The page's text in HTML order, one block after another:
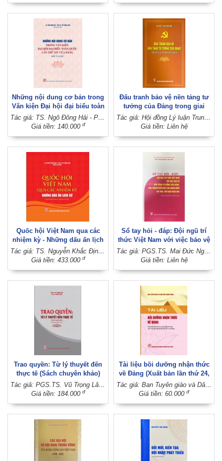
Những nội dung cơ bản trong
Văn kiện Đại hội đại biểu toàn
quốc lần thứ XIV của Đảng -
Hỏi và đáp
Tác giả: TS. Ngô Đông Hải - PGS.TS. Vũ Trọng Lâm (Đồng chủ biên)
Giá tiền: 140.000 đ
Đấu tranh bảo vệ nền tảng tư
tưởng của Đảng trong giai
đoạn mới
Tác giả: Hội đồng Lý luận Trung ương
Giá tiền: Liên hệ
Quốc hội Việt Nam qua các
nhiệm kỳ - Những dấu ấn lịch
sử (Xuất bản lần thứ hai, có
chỉnh sửa, bổ sung)
Tác giả: TS. Nguyễn Khắc Định - PGS.TS. Vũ Trọng Lâm (Đồng chủ biên)
Giá tiền: 433.000 đ
Sổ tay hỏi - đáp: Đội ngũ trí
thức Việt Nam với việc bảo vệ
nền tảng tư tưởng của Đảng,
đấu tranh phản bác các quan
hành nội bộ)
Tác giả: PGS.TS. Mai Đức Ngọc (Chủ biên)
Giá tiền: Liên hệ
Trao quyền: Từ lý thuyết đến
thực tế (Sách chuyên khảo)
(Xuất bản lần thứ hai)
Tác giả: PGS.TS. Vũ Trọng Lâm - ThS. Lê Thanh Tùng
Giá tiền: 184.000 đ
Tài liệu bồi dưỡng nhận thức
về Đảng (Xuất bản lần thứ 24,
có sửa chữa, bổ sung theo
Văn kiện Đại hội lần thứ XIV
Tác giả: Ban Tuyên giáo và Dân vận Trung ương
Giá tiền: 60.000 đ